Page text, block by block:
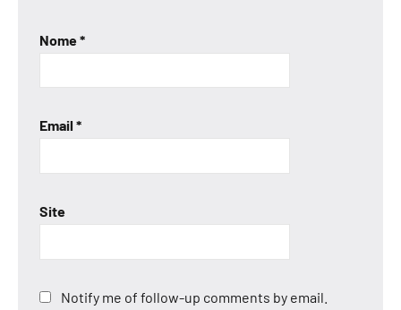
Nome*
Email *
Site
Notify me of follow-up comments by email.